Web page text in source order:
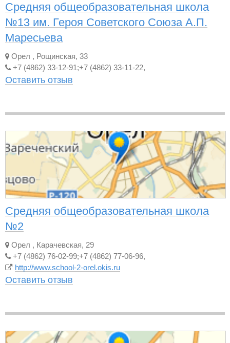
Средняя общеобразовательная школа
№13 им. Героя Советского Союза А.П.
Маресьева
Орел , Рощинская, 33
+7 (4862) 33-12-91;+7 (4862) 33-11-22,
Оставить отзыв
Средняя общеобразовательная школа
№2
Орел , Карачевская, 29
+7 (4862) 76-02-99;+7 (4862) 77-06-96,
http://www.school-2-orel.okis.ru
Оставить отзыв